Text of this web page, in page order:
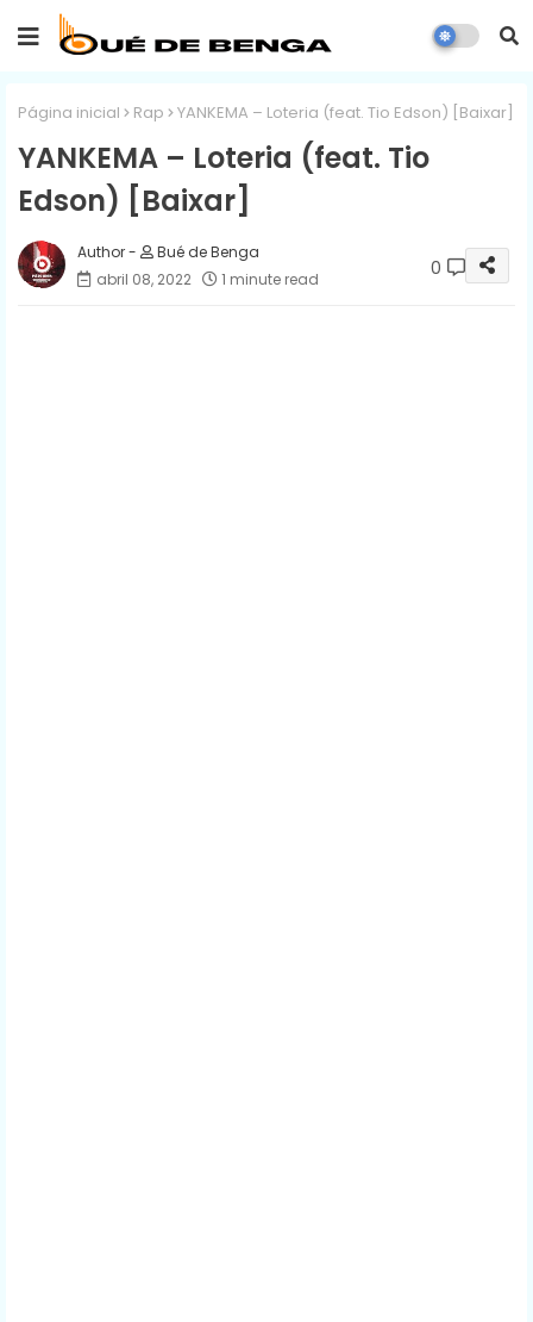
Página inicial Rap YANKEMA – Loteria (feat. Tio Edson) [Baixar]
YANKEMA – Loteria (feat. Tio
Edson) [Baixar]
Bué de Benga
abril 08, 2022
1 minute read 0